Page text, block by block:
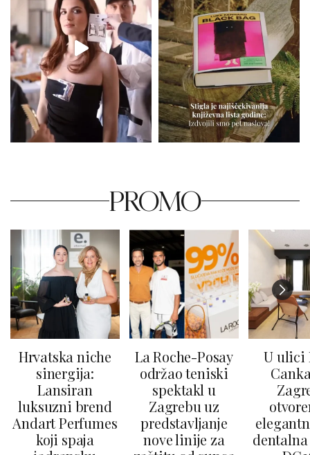
PROMO
Hrvatska niche
sinergija:
Lansiran
luksuzni brend
Andart Perfumes
koji spaja
La Roche-Posay
održao teniski
spektakl u
Zagrebu uz
predstavljanje
nove linije za
U ulici